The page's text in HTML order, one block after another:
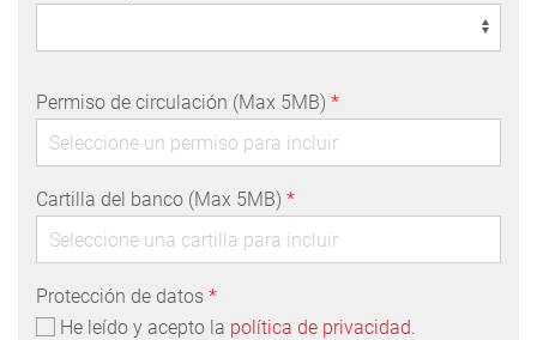
Permiso de circulación (Max 5MB) *
Cartilla del banco (Max 5MB) *
Protección de datos *
He leído y acepto la política de privacidad.